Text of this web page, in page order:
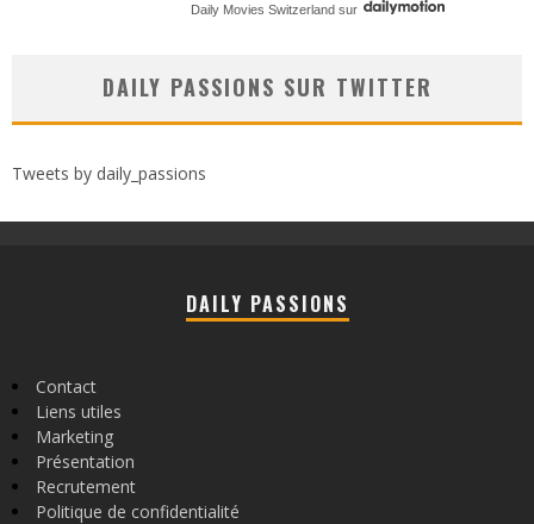
Daily Movies Switzerland sur
DAILY PASSIONS SUR TWITTER
Tweets by daily_passions
DAILY PASSIONS
Contact
Liens utiles
Marketing
Présentation
Recrutement
Politique de confidentialité